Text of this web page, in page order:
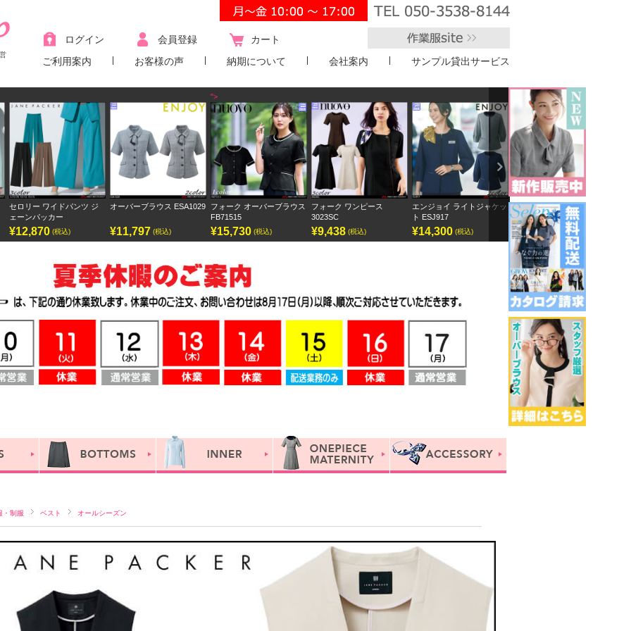
ログイン 会員登録
カート
ご利用案内
お客様の声 納期について 会社案内 サンプル貸出サービス
セロリー ワイドパンツ ジ
ェーンパッカー
¥12,870 (税込)
オーバーブラウス ESA1029
¥11,797 (税込)
フォーク オーバーブラウス
FB71515
¥15,730 (税込)
フォーク ワンピース
3023SC
¥9,438 (税込)
エンジョイ ライトジャケッ
ト ESJ917
¥14,300 (税込)
ボンオフィス キュロット
AC3217
¥9,295 (税込)
Next
・制服 ベスト オールシーズン